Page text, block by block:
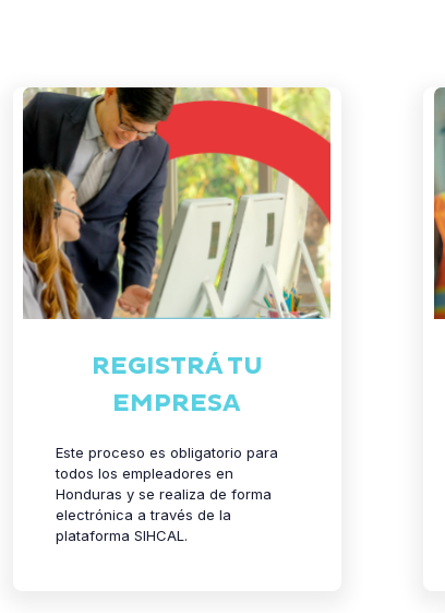
REGISTRÁ TU
EMPRESA
Este proceso es obligatorio para
todos los empleadores en
Honduras y se realiza de forma
electrónica a través de la
plataforma SIHCAL.